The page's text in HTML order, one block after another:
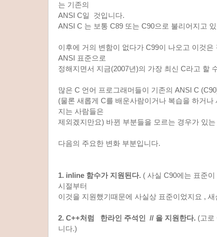
는 기존의
ANSI C일 것입니다.
ANSI C 는 보통 C89 또는 C90으로 불리어지고
이후에 거의 변함이 없다가 C99이 나오고 이것은
ANSI 표준으로
정해지면서 지금(2007년)의 가장 최신 C라고 할
많은 C 언어 프로그래머들이 기존의 ANSI C
(물론 새롭게 C를 배운사람이거나 복습을 하거나
지는 사람들은
제외겠지만요) 바뀐 부분들을 모르는 경우가 있
다음의 주요한 변화 부분입니다.
1. inline 함수가 지원된다. ( 사실 C90에는 표준
시절부터
이것을 지원했기때문에 사실상 표준이었지요 ,
2. C++처럼 한라인 주석인 // 을 지원한다. (고로
니다.)